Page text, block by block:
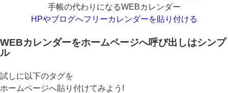
手帳の代わりになるWEBカレンダー
HPやブログへフリーカレンダーを貼り付ける
WEBカレンダーをホームページへ呼び出しはシンプ
ル
試しに以下のタグを
ホームページへ貼り付けてみよう!